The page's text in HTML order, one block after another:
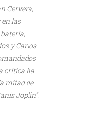
Cervera,
las
y Carlos
crítica ha
mitad de
Joplin”.